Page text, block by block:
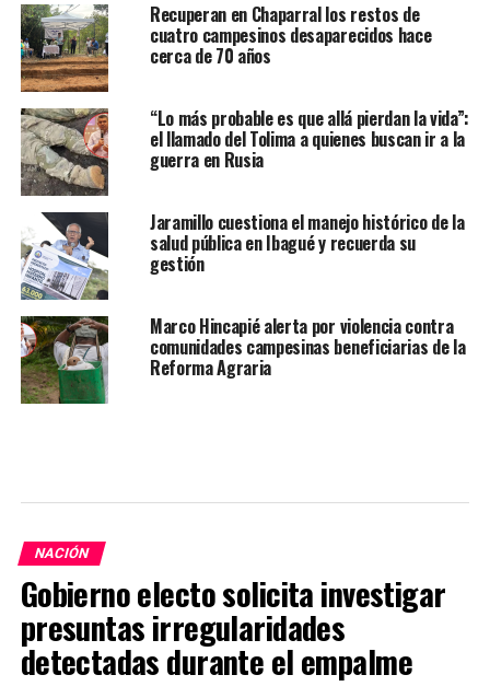
Recuperan en Chaparral los restos de
cuatro campesinos desaparecidos hace
cerca de 70 años
“Lo más probable es que allá pierdan la vida”:
el llamado del Tolima a quienes buscan ir a la
guerra en Rusia
Jaramillo cuestiona el manejo histórico de la
salud pública en Ibagué y recuerda su
gestión
Marco Hincapié alerta por violencia contra
comunidades campesinas beneficiarias de la
Reforma Agraria
NACIÓN
Gobierno electo solicita investigar
presuntas irregularidades
detectadas durante el empalme